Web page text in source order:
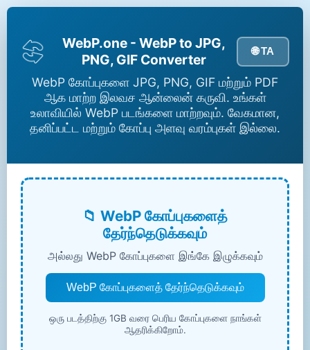
WebP.one - WebP to JPG,
PNG, GIF Converter
🌐 TA
WebP கோப்புகளை JPG, PNG, GIF மற்றும் PDF
ஆக மாற்ற இலவச ஆன்லைன் கருவி. உங்கள்
உலாவியில் WebP படங்களை மாற்றவும். வேகமான,
தனிப்பட்ட மற்றும் கோப்பு அளவு வரம்புகள் இல்லை.
📁 WebP கோப்புகளைத்
தேர்ந்தெடுக்கவும்
அல்லது WebP கோப்புகளை இங்கே இழுக்கவும்
WebP கோப்புகளைத் தேர்ந்தெடுக்கவும்
ஒரு படத்திற்கு 1GB வரை பெரிய கோப்புகளை நாங்கள்
ஆதரிக்கிறோம்.